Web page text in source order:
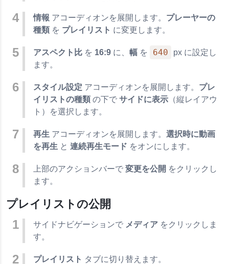
情報 アコーディオンを展開します。 プレーヤーの
種類 を プレイリスト に変更します。
アスペクト比 を 16:9 に、 幅 を 640
px に設定し
ます。
スタイル設定 アコーディオンを展開します。 プレ
イリストの種類 の下で サイドに表示 （縦レイアウ
ト）を選択します。
再生 アコーディオンを展開します。 選択時に動画
を再生 と 連続再生モード をオンにします。
上部のアクションバーで 変更を公開 をクリックし
ます。
プレイリストの公開
サイドナビゲーションで メディア をクリックしま
す。
プレイリスト タブに切り替えます。